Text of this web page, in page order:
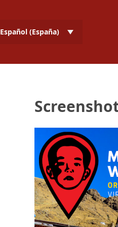
Español (España)